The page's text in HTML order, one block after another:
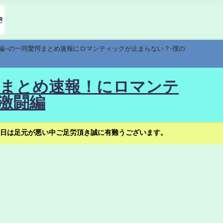
の一同驚愕まとめ速報にロマンティックが止まらない？-僕の
とめ速報！にロマンテ
闘編
足元が悪い中ご足労頂き誠に有難うございます。